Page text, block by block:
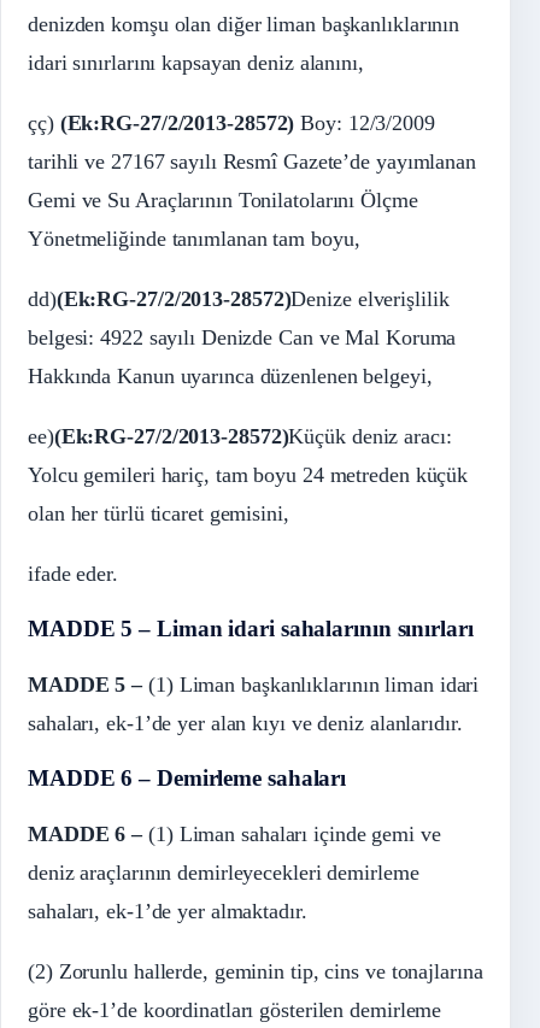
denizden komşu olan diğer liman başkanlıklarının
idari sınırlarını kapsayan deniz alanını,
çç) (Ek:RG-27/2/2013-28572)Boy: 12/3/2009
tarihli ve 27167 sayılı Resmî Gazete’de yayımlanan
Gemi ve Su Araçlarının Tonilatolarını Ölçme
Yönetmeliğinde tanımlanan tam boyu,
dd)(Ek:RG-27/2/2013-28572)Denize elverişlilik
belgesi: 4922 sayılı Denizde Can ve Mal Koruma
Hakkında Kanun uyarınca düzenlenen belgeyi,
ee)(Ek:RG-27/2/2013-28572)Küçük deniz aracı:
Yolcu gemileri hariç, tam boyu 24 metreden küçük
olan her türlü ticaret gemisini,
ifade eder.
MADDE 5 – Liman idari sahalarının sınırları
MADDE 5 –(1) Liman başkanlıklarının liman idari
sahaları, ek-1’de yer alan kıyı ve deniz alanlarıdır.
MADDE 6 – Demirleme sahaları
MADDE 6 –(1) Liman sahaları içinde gemi ve
deniz araçlarının demirleyecekleri demirleme
sahaları, ek-1’de yer almaktadır.
(2) Zorunlu hallerde, geminin tip, cins ve tonajlarına
göre ek-1’de koordinatları gösterilen demirleme